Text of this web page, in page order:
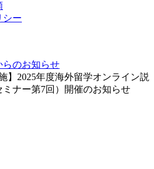
シー
らのお知らせ
】2025年度海外留学オンライン説
ナー第7回）開催のお知らせ